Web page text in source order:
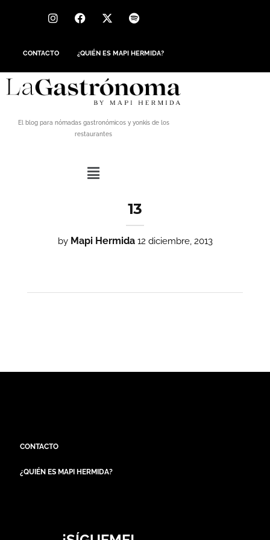
CONTACTO ¿QUIÉN ES MAPI HERMIDA?
El blog para nómadas gastronómicos y yonkis de los
restaurantes
13
by Mapi Hermida 12 diciembre, 2013
CONTACTO
¿QUIÉN ES MAPI HERMIDA?